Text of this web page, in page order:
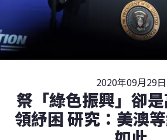
2020年09月29日
祭「綠色振興」卻
領紓困 研究：美澳